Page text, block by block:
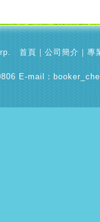
首頁 ｜ 公司簡介 ｜ 專
E-mail：